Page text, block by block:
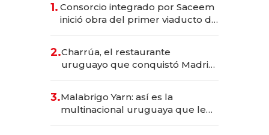
1. Consorcio integrado por Saceem
inició obra del primer viaducto de
millones
2.Charrúa, el restaurante
uruguayo que conquistó Madrid:
anticipación y prepara apertura
3.Malabrigo Yarn: así es la
multinacional uruguaya que le